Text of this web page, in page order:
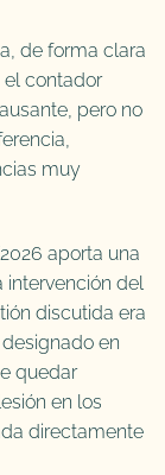
de forma clara
el contador
pero no
muy
aporta una
intervención del
discutida era
en
quedar
en los
directamente